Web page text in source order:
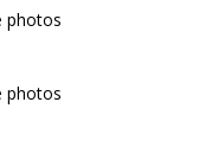
photos
photos